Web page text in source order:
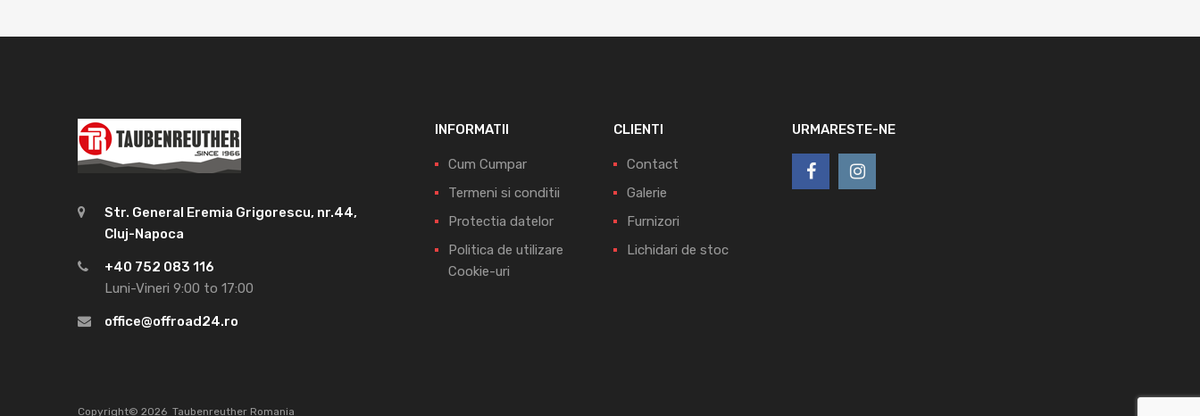
Str. General Eremia Grigorescu, nr.44,
Cluj-Napoca
+40 752 083 116
Luni-Vineri 9:00 to 17:00
office@offroad24.ro
INFORMATII
Cum Cumpar
Termeni si conditii
Protectia datelor
Politica de utilizare
Cookie-uri
CLIENTI
Contact
Galerie
Furnizori
Lichidari de stoc
URMARESTE-NE
Copyright© 2026 Taubenreuther Romania